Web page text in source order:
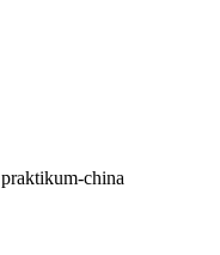
praktikum-china